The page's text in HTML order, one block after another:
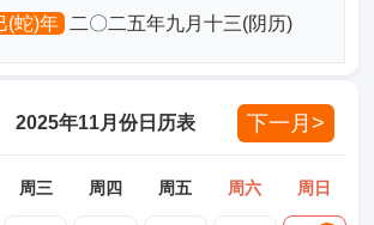
(蛇)年 二〇二五年九月十三(阴历)
2025年11月份日历表 下一月>
周三 周四 周五 周六 周日